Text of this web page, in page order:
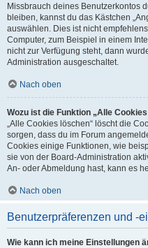
Missbrauch deines Benutzerkontos
bleiben, kannst du das Kästchen
auswählen. Dies ist nicht
Computer, zum Beispiel in einem
nicht zur Verfügung steht, dann
Administration ausgeschaltet.
Nach oben
Wozu ist die Funktion „Alle
„Alle Cookies löschen“ löscht die
sorgen, dass du im Forum
Cookies einige Funktionen, wie
sie von der Board-Administration
An- oder Abmeldung hast, kann es
Nach oben
Benutzerpräferenzen und -
Wie kann ich meine Einstellungen